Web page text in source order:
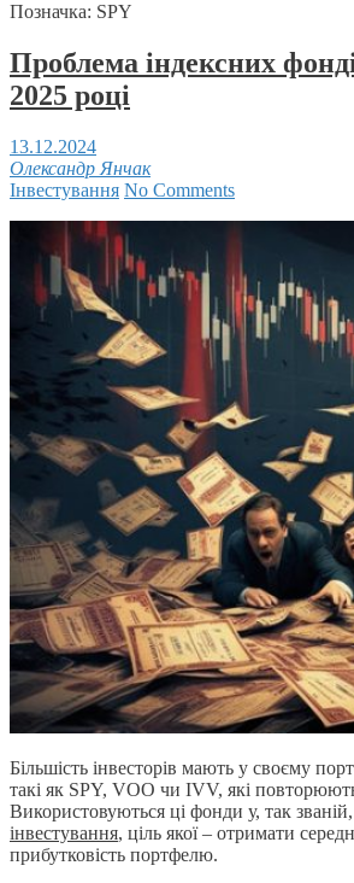
Позначка: SPY
Проблема індексних
2025 році
13.12.2024
Олександр Янчак
Інвестування No Comments
Більшість інвесторів мають у своєму
такі як SPY, VOO чи IVV, які
Використовуються ці фонди у, так званій,
інвестування, ціль якої – отримати
прибутковість портфелю.